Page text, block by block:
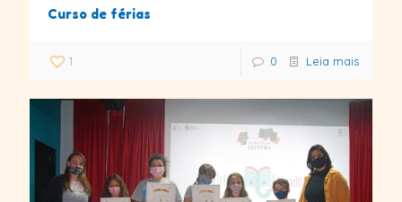
Curso de férias
1 0 Leia mais